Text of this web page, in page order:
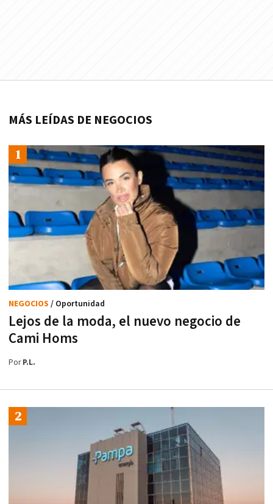
MÁS LEÍDAS DE NEGOCIOS
Lejos de la moda, el nuevo negocio de
Cami Homs
NEGOCIOS / Oportunidad
PorP.L.